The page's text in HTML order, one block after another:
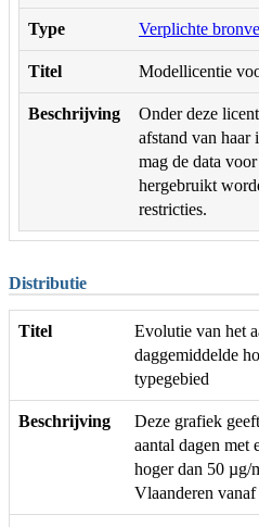
Type Verplichte
Titel Modellicentie
Beschrijving
Onder deze
afstand van haar
mag de data
hergebruikt
restricties.
Distributie
Titel
Evolutie van het
daggemiddelde
typegebied
Beschrijving
Deze grafiek
aantal dagen met
hoger dan 50 µg/
Vlaanderen